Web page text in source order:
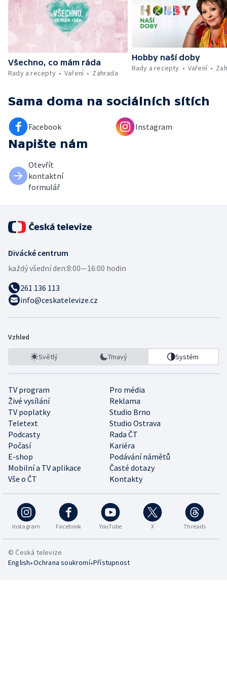
Všechno, co mám ráda
Rady a recepty
Vaření Zahrada
Hobby naší doby
Rady a recepty
Vaření
Sama doma na sociálních sítích
Facebook Instagram
Napište nám
Otevřít
kontaktní
formulář
Divácké centrum
každý všední den:8:00—16:00 hodin
261 136 113
info@ceskatelevize.cz
Vzhled
Světlý Tmavý Systém
TV program
Pro média
Živé vysílání
Reklama
TV poplatky
Studio Brno
Teletext
Studio Ostrava
Podcasty
Rada ČT
Počasí
Kariéra
E-shop
Podávání námětů
Mobilní a TV aplikace
Časté dotazy
Vše o ČT
Kontakty
Instagram Facebook YouTube X Threads
© Česká televize
English•Ochrana soukromí•Přístupnost